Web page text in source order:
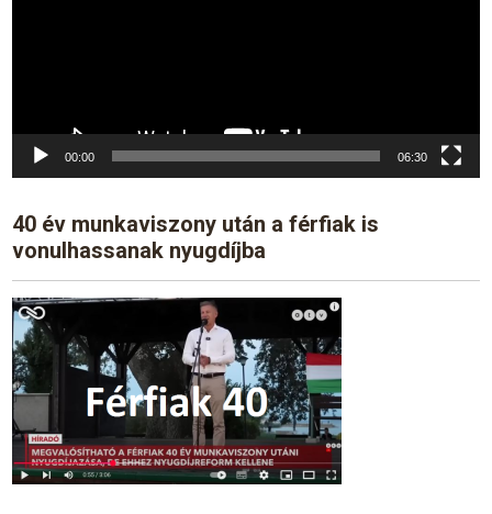
00:00 06:30
40 év munkaviszony után a férfiak is
vonulhassanak nyugdíjba